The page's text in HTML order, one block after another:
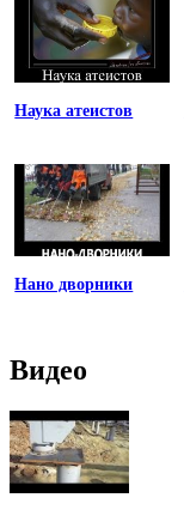
Наука атеистов
Нано дворники
Видео